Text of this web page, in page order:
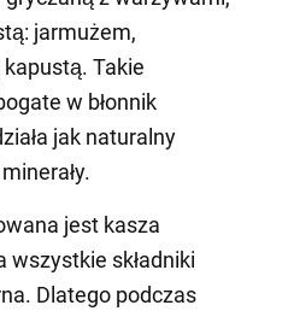
jarmużem,
kapustą. Takie
w błonnik
jak naturalny
jest kasza
wszystkie składniki
Dlatego podczas